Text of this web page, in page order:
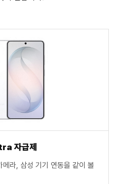
자급제
라, 삼성 기기 연동을 같이 볼